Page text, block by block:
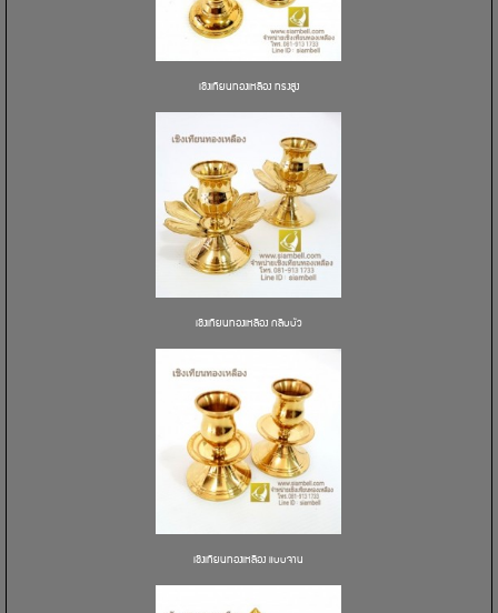
เชิงเทียนทองเหลือง ทรงสูง
เชิงเทียนทองเหลือง กลีบบัว
เชิงเทียนทองเหลือง แบบจาน